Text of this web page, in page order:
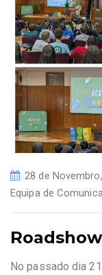
28 de
Equipa de
No passado dia